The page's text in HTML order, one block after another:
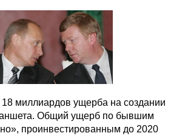
миллиардов ущерба на создании
Общий ущерб по бывшим
проинвестированным до 2020